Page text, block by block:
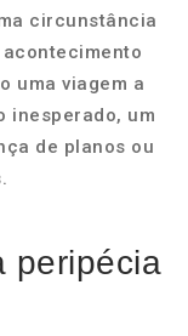
circunstância
uma viagem a
inesperado, um
de planos ou
peripécia